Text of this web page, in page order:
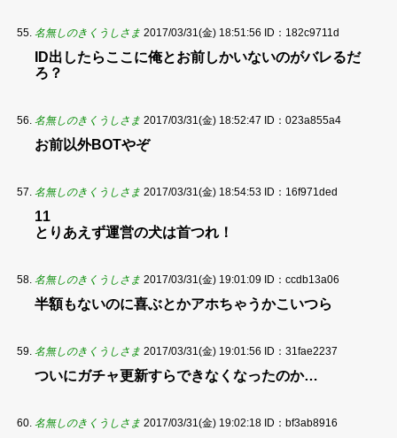
名無しのきくうしさま 2017/03/31(金) 18:51:56 ID：182c9711d
ID出したらここに俺とお前しかいないのがバレるだ
ろ？
名無しのきくうしさま 2017/03/31(金) 18:52:47 ID：023a855a4
お前以外BOTやぞ
名無しのきくうしさま 2017/03/31(金) 18:54:53 ID：16f971ded
11
とりあえず運営の犬は首つれ！
名無しのきくうしさま 2017/03/31(金) 19:01:09 ID：ccdb13a06
半額もないのに喜ぶとかアホちゃうかこいつら
名無しのきくうしさま 2017/03/31(金) 19:01:56 ID：31fae2237
ついにガチャ更新すらできなくなったのか…
名無しのきくうしさま 2017/03/31(金) 19:02:18 ID：bf3ab8916